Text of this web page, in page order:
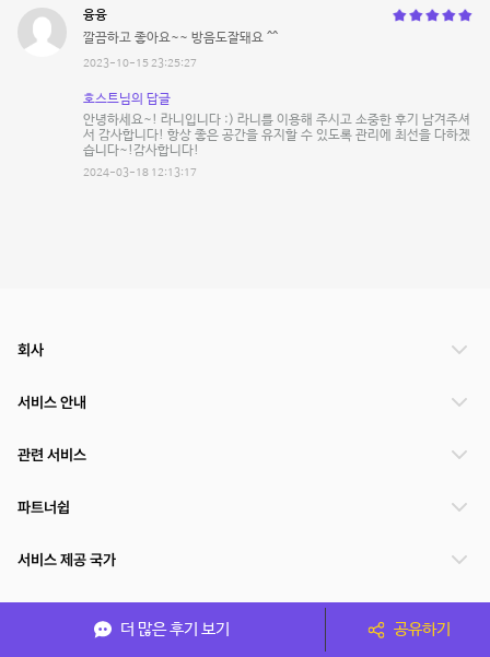
융융
깔끔하고 좋아요~~ 방음도잘돼요 ^^
2023-10-15 23:25:27
호스트님의 답글
안녕하세요~! 라니입니다 :) 라니를 이용해 주시고 소중한 후기 남겨주셔
서 감사합니다! 항상 좋은 공간을 유지할 수 있도록 관리에 최선을 다하겠
습니다~!감사합니다!
2024-03-18 12:13:17
더 많은 후기 보기 공유하기
회사
서비스 안내
관련 서비스
파트너쉽
서비스 제공 국가
(주)NSPACE 사업자정보